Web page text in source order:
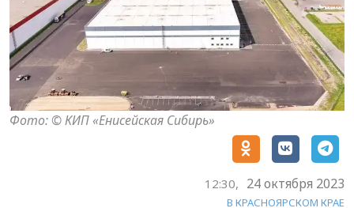
Фото: © КИП «Енисейская Сибирь»
12:30, 24 октября 2023
В КРАСНОЯРСКОМ КРАЕ